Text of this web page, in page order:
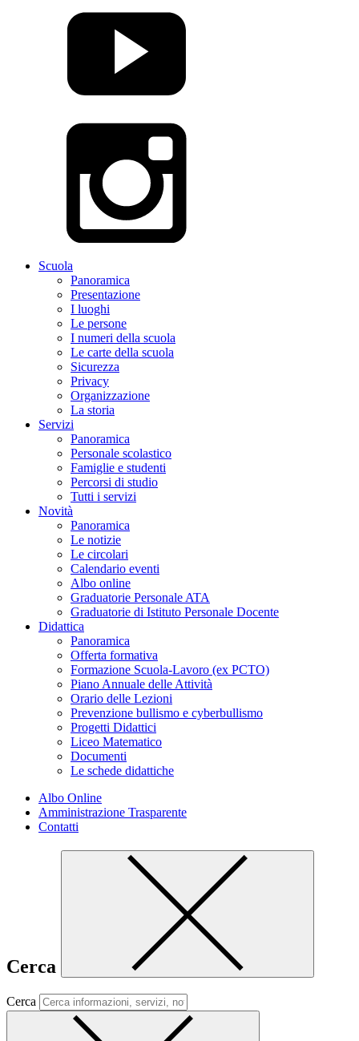
Scuola
Panoramica
Presentazione
I luoghi
Le persone
I numeri della scuola
Le carte della scuola
Sicurezza
Privacy
Organizzazione
La storia
Servizi
Panoramica
Personale scolastico
Famiglie e studenti
Percorsi di studio
Tutti i servizi
Novità
Panoramica
Le notizie
Le circolari
Calendario eventi
Albo online
Graduatorie Personale ATA
Graduatorie di Istituto Personale Docente
Didattica
Panoramica
Offerta formativa
Formazione Scuola-Lavoro (ex PCTO)
Piano Annuale delle Attività
Orario delle Lezioni
Prevenzione bullismo e cyberbullismo
Progetti Didattici
Liceo Matematico
Documenti
Le schede didattiche
Albo Online
Amministrazione Trasparente
Contatti
Cerca
Cerca